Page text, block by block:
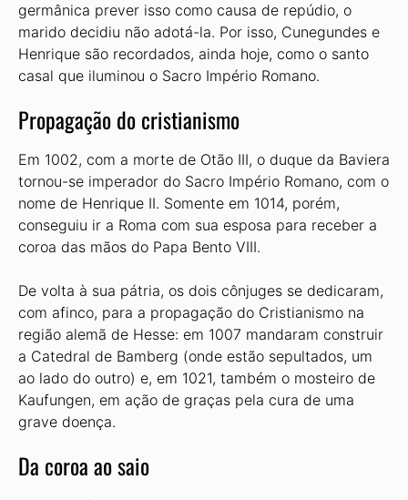
germânica prever isso como causa de repúdio, o
marido decidiu não adotá-la. Por isso, Cunegundes e
Henrique são recordados, ainda hoje, como o santo
casal que iluminou o Sacro Império Romano.
Propagação do cristianismo
Em 1002, com a morte de Otão III, o duque da Baviera
tornou-se imperador do Sacro Império Romano, com o
nome de Henrique II. Somente em 1014, porém,
conseguiu ir a Roma com sua esposa para receber a
coroa das mãos do Papa Bento VIII.
De volta à sua pátria, os dois cônjuges se dedicaram,
com afinco, para a propagação do Cristianismo na
região alemã de Hesse: em 1007 mandaram construir
a Catedral de Bamberg (onde estão sepultados, um
ao lado do outro) e, em 1021, também o mosteiro de
Kaufungen, em ação de graças pela cura de uma
grave doença.
Da coroa ao saio